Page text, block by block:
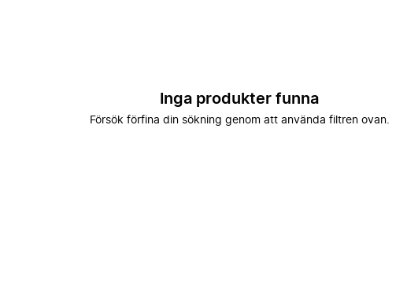
Inga produkter funna
Försök förfina din sökning genom att använda filtren ovan.